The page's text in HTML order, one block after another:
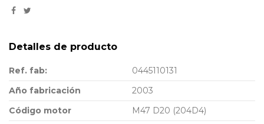
Detalles de producto
Ref. fab:
0445110131
Año fabricación
2003
Código motor
M47 D20 (204D4)